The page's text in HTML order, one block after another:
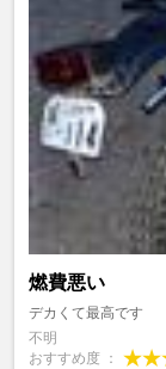
燃費悪い
デカくて最高です
不明
おすすめ度 ：